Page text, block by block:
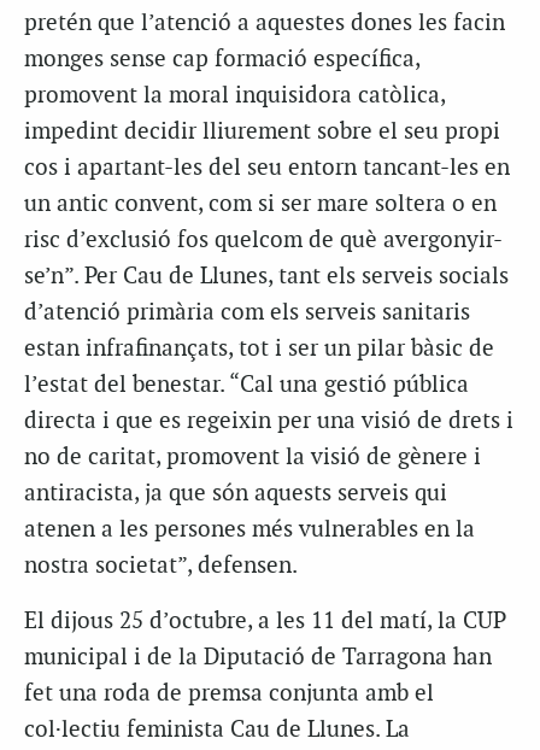
pretén que l’atenció a aquestes dones les facin
monges sense cap formació específica,
promovent la moral inquisidora catòlica,
impedint decidir lliurement sobre el seu propi
cos i apartant-les del seu entorn tancant-les en
un antic convent, com si ser mare soltera o en
risc d’exclusió fos quelcom de què avergonyir-
se’n”. Per Cau de Llunes, tant els serveis socials
d’atenció primària com els serveis sanitaris
estan infrafinançats, tot i ser un pilar bàsic de
l’estat del benestar. “Cal una gestió pública
directa i que es regeixin per una visió de drets i
no de caritat, promovent la visió de gènere i
antiracista, ja que són aquests serveis qui
atenen a les persones més vulnerables en la
nostra societat”, defensen.
El dijous 25 d’octubre, a les 11 del matí, la CUP
municipal i de la Diputació de Tarragona han
fet una roda de premsa conjunta amb el
col·lectiu feminista Cau de Llunes. La